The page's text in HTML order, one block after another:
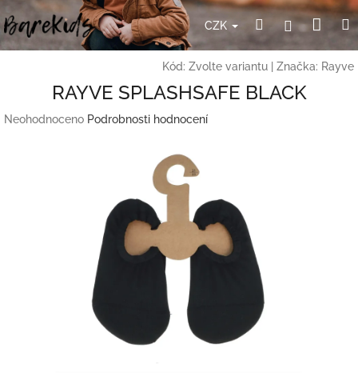
Přejít
na
obsah
CZK HledatPřihlášení
Kód: Zvolte variantu Značka: Rayve
RAYVE SPLASHSAFE BLACK
Průměrné
Neohodnoceno Podrobnosti hodnocení